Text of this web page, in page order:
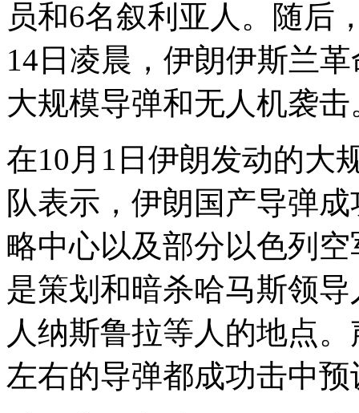
员和6名叙利亚人。随后
14日凌晨，伊朗伊斯兰
大规模导弹和无人机袭击
在10月1日伊朗发动的大
队表示，伊朗国产导弹
略中心以及部分以色列
是策划和暗杀哈马斯领
人纳斯鲁拉等人的地点
左右的导弹都成功击中